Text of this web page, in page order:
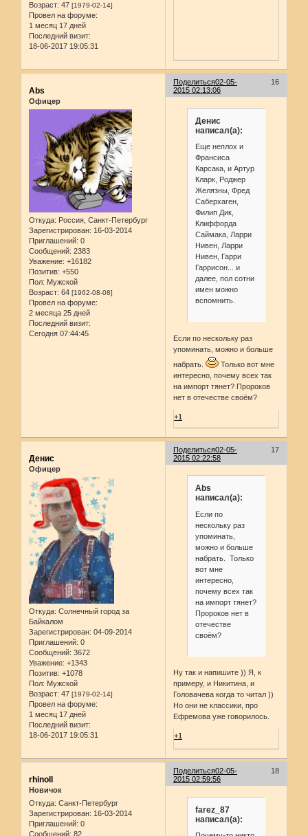
Возраст: 47 [1979-02-14]
Провел на форуме:
1 месяц 17 дней
Последний визит:
18-06-2017 19:05:31
Поделиться 16
02-05-
2015 02:13:06
Abs
Офицер
Откуда: Россия, Санкт-Петербург
Зарегистрирован: 16-03-2014
Приглашений: 0
Сообщений: 2383
Уважение: +16182
Позитив: +550
Пол: Мужской
Возраст: 64 [1962-08-08]
Провел на форуме:
2 месяца 25 дней
Последний визит:
Сегодня 07:44:45
Денис
написал(а):
Еще неплох и
Франсиса
Карсака, и Артур
Кларк, Роджер
Желязны, Фред
Саберхаген,
Филип Дик,
Клиффорда
Саймака, Ларри
Нивен, Ларри
Нивен, Гарри
Гаррисон... и
далее, пол сотни
имен можно
вспомнить.
Если по нескольку раз
упоминать, можно и больше
набрать.
Только вот мне
интересно, почему всех так
на импорт тянет? Пророков
нет в отечестве своём?
+1
Поделиться 17
02-05-
2015 02:22:58
Денис
Офицер
Откуда: Солнечный город за
Байкалом
Зарегистрирован: 04-09-2014
Приглашений: 0
Сообщений: 3672
Уважение: +1343
Позитив: +1078
Пол: Мужской
Возраст: 47 [1979-02-14]
Провел на форуме:
1 месяц 17 дней
Последний визит:
18-06-2017 19:05:31
Abs
написал(а):
Если по
нескольку раз
упоминать,
можно и больше
набрать. Только
вот мне
интересно,
почему всех так
на импорт тянет?
Пророков нет в
отечестве
своём?
Ну так и напишите )) Я, к
примеру, и Никитина, и
Головачева когда то читал ))
Но они не классики, про
Ефремова уже говорилось.
+1
Поделиться 18
02-05-
2015 02:59:56
rhinoll
Новичок
Откуда: Санкт-Петербург
Зарегистрирован: 16-03-2014
Приглашений: 0
Сообщений: 82
farez_87
написал(а):